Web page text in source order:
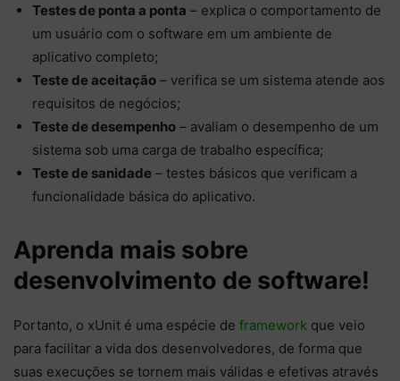
Testes de ponta a ponta – explica o comportamento de
um usuário com o software em um ambiente de
aplicativo completo;
Teste de aceitação – verifica se um sistema atende aos
requisitos de negócios;
Teste de desempenho – avaliam o desempenho de um
sistema sob uma carga de trabalho específica;
Teste de sanidade – testes básicos que verificam a
funcionalidade básica do aplicativo.
Aprenda mais sobre
desenvolvimento de software!
Portanto, o xUnit é uma espécie de framework que veio
para facilitar a vida dos desenvolvedores, de forma que
suas execuções se tornem mais válidas e efetivas através